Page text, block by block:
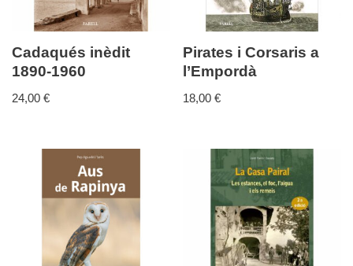
Cadaqués inèdit
1890-1960
24,00 €
Pirates i Corsaris a
l’Empordà
18,00€